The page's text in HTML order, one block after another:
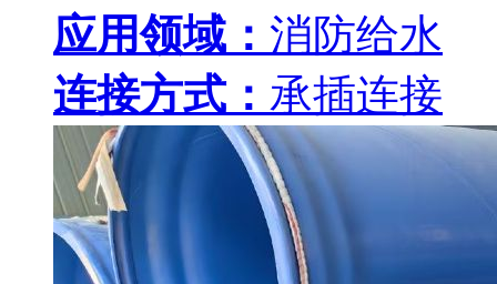
应用领域： 消防给水
连接方式： 承插连接